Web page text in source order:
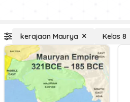
kerajaan Maurya Kelas 8